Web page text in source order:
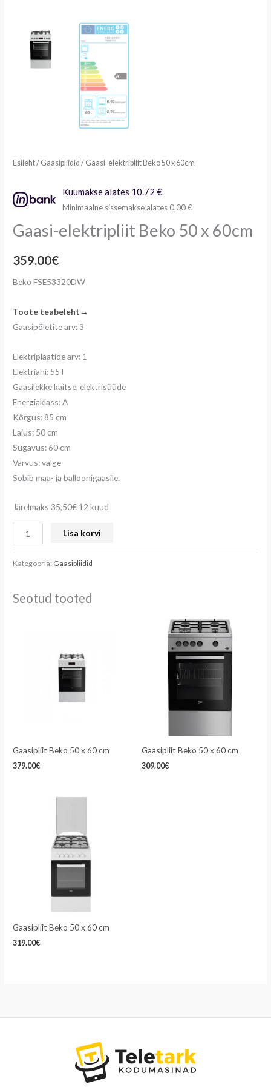
Esileht/ Gaasipliidid / Gaasi-elektripliit Beko 50 x 60cm
Kuumakse alates 10.72 €
Minimaalne sissemakse alates 0.00 €
Gaasi-elektripliit Beko 50 x 60cm
359.00€
Beko FSE53320DW
Toote teabeleht→
Gaasipõletite arv: 3
Elektriplaatide arv: 1
Elektriahi: 55 l
Gaasilekke kaitse, elektrisüüde
Energiaklass: A
Kõrgus: 85 cm
Laius: 50 cm
Sügavus: 60 cm
Värvus: valge
Sobib maa- ja balloonigaasile.
Järelmaks 35,50€ 12 kuud
Lisa korvi
Kategooria: Gaasipliidid
Seotud tooted
Gaasipliit Beko 50 x 60 cm
379.00€
Gaasipliit Beko 50 x 60 cm
309.00€
Gaasipliit Beko 50 x 60 cm
319.00€